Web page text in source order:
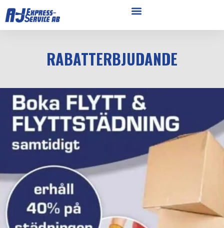
RABATTERBJUDANDE